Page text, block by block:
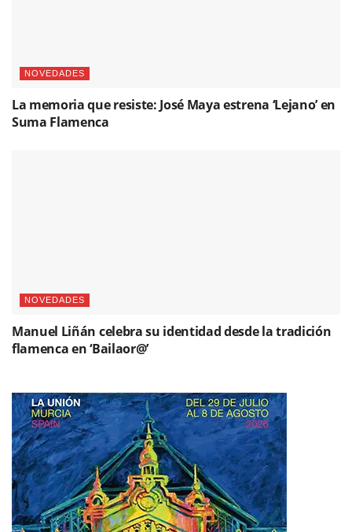
NOVEDADES
La memoria que resiste: José Maya estrena ‘Lejano’ en
Suma Flamenca
NOVEDADES
Manuel Liñán celebra su identidad desde la tradición
flamenca en ‘Bailaor@’